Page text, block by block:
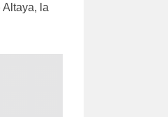
Altaya, la